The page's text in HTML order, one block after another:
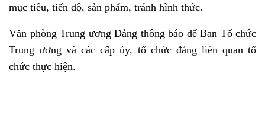
mục tiêu, tiến độ, sản phẩm, tránh hình thức.
Văn phòng Trung ương Đảng thông báo để Ban Tổ chức
Trung ương và các cấp ủy, tổ chức đảng liên quan tổ
chức thực hiện.